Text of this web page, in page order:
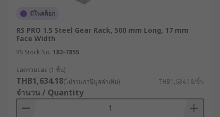
มีในสต็อก
RS PRO 1.5 Steel Gear Rack, 500 mm Long, 17 mm
Face Width
RS Stock No. 182-7855
ยอดรวมย่อย (1 ชิ้น)
THB1,634.18(ไม่รวมภาษีมูลค่าเพิ่ม) THB1,634.18/ชิ้น
จำนวน / Quantity